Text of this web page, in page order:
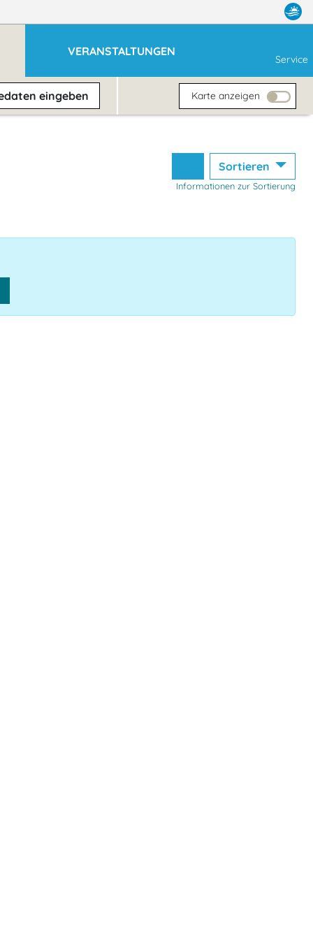
VERANSTALTUNGEN
Service
eingeben Karte anzeigen
Sortieren
Informationen zur Sortierung